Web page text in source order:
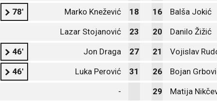
78' Marko Knežević 18 16 Balša Jokić
Lazar Stojanović 23 20 Danilo Žižić
46' Jon Draga 27 21 Vojislav
46' Luka Perović 31 26 Bojan
- 29 Matija